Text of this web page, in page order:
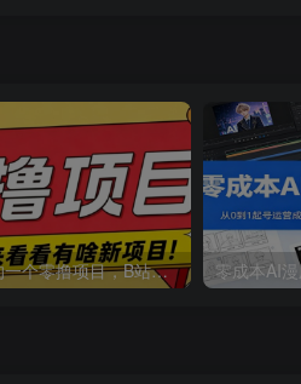
很简单的一个零撸项目，B站小红书发布二次元动漫风格视频，20个赞10元收益最高4000元